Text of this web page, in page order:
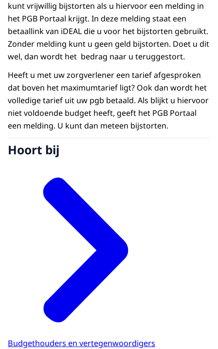
kunt vrijwillig bijstorten als u hiervoor een melding in
het PGB Portaal krijgt. In deze melding staat een
betaallink van iDEAL die u voor het bijstorten gebruikt.
Zonder melding kunt u geen geld bijstorten. Doet u dit
wel, dan wordt het bedrag naar u teruggestort.
Heeft u met uw zorgverlener een tarief afgesproken
dat boven het maximumtarief ligt? Ook dan wordt het
volledige tarief uit uw pgb betaald. Als blijkt u hiervoor
niet voldoende budget heeft, geeft het PGB Portaal
een melding. U kunt dan meteen bijstorten.
Hoort bij
Budgethouders en vertegenwoordigers